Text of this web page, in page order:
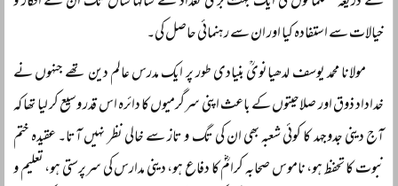
خیالات سے استفادہ کیا اور ان سے رہنمائی حاصل کی۔
مولانا محمد یوسف لدھیانویؒ بنیادی طور پر ایک مدرس عالم دین تھے جنہوں نے
خداداد ذوق اور صلاحیتوں کے باعث اپنی سرگرمیوں کا دائرہ اس قدر وسیع کر لیا تھا کہ
آج دینی جدوجہد کا کوئی شعبہ بھی ان کی تگ و تاز سے خالی نظر نہیں آتا۔ عقیدہ ختم
نبوت کا تحفظ ہو، ناموس صحابہ کرامؓ کا دفاع ہو، دینی مدارس کی سرپرستی ہو، تعلیم و